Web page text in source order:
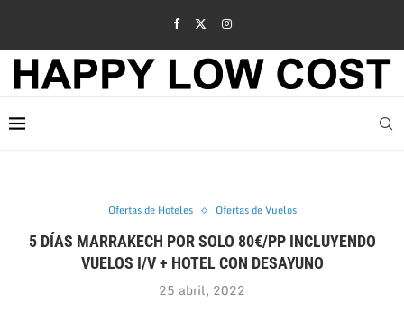
Ofertas de Hoteles Ofertas de Vuelos
5 DÍAS MARRAKECH POR SOLO 80€/PP INCLUYENDO
VUELOS I/V + HOTEL CON DESAYUNO
25 abril, 2022